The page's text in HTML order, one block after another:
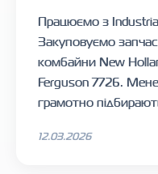
Працюємо з
Закуповуємо
комбайни New
Ferguson 7726.
грамотно
12.03.2026